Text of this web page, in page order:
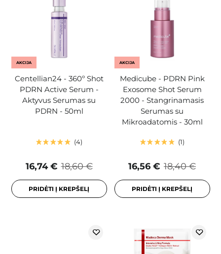
AKCIJA
Centellian24 - 360º Shot
PDRN Active Serum -
Aktyvus Serumas su
PDRN - 50ml
4
18,60 €
16,74 €
PRIDĖTI Į KREPŠELĮ
AKCIJA
Medicube - PDRN Pink
Exosome Shot Serum
2000 - Stangrinamasis
Serumas su
Mikroadatomis - 30ml
1
18,40 €
16,56 €
PRIDĖTI Į KREPŠELĮ